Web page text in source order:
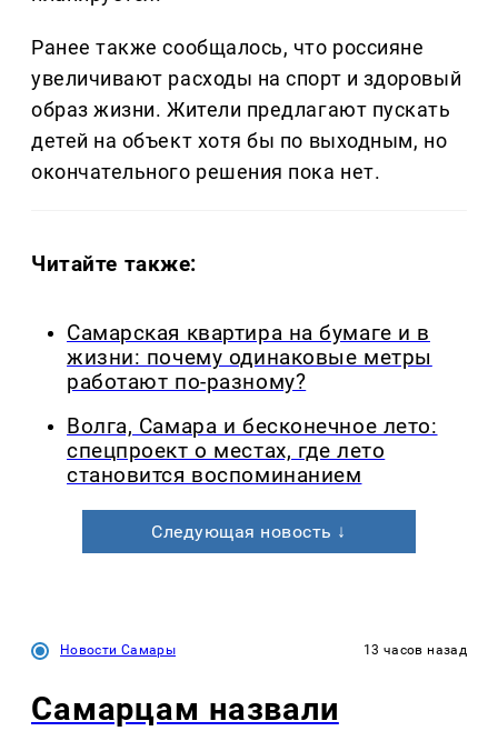
Ранее также сообщалось, что россияне
увеличивают расходы на спорт и здоровый
образ жизни. Жители предлагают пускать
детей на объект хотя бы по выходным, но
окончательного решения пока нет.
Читайте также:
Самарская квартира на бумаге и в
жизни: почему одинаковые метры
работают по-разному?
Волга, Самара и бесконечное лето:
спецпроект о местах, где лето
становится воспоминанием
Следующая новость ↓
Новости Самары 13 часов назад
Самарцам назвали